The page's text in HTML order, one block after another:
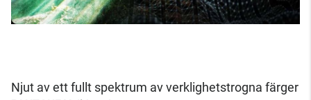
Njut av ett fullt spektrum av verklighetstrogna färger